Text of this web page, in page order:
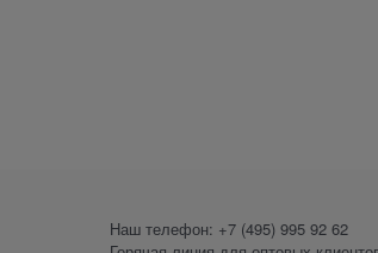
Наш телефон: +7 (495) 995 92 62